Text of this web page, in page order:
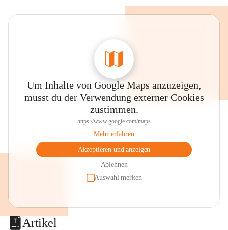
Um Inhalte von Google Maps anzuzeigen,
musst du der Verwendung externer Cookies
zustimmen.
https://www.google.com/maps
Mehr erfahren
Akzeptieren und anzeigen
Ablehnen
Auswahl merken
Artikel